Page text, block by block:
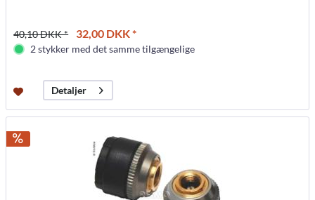
40,10 DKK * 32,00 DKK *
2 stykker med det samme tilgængelige
Detaljer